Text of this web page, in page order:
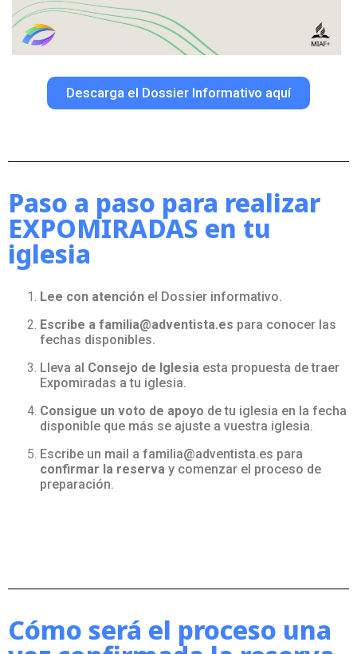
Descarga el Dossier Informativo aquí
Paso a paso para realizar
EXPOMIRADAS en tu
iglesia
Lee con atención el Dossier informativo.
Escribe a familia@adventista.es para conocer las
fechas disponibles.
Lleva al Consejo de Iglesia esta propuesta de traer
Expomiradas a tu iglesia.
Consigue un voto de apoyo de tu iglesia en la fecha
disponible que más se ajuste a vuestra iglesia.
Escribe un mail a familia@adventista.es para
confirmar la reserva y comenzar el proceso de
preparación.
Cómo será el proceso una